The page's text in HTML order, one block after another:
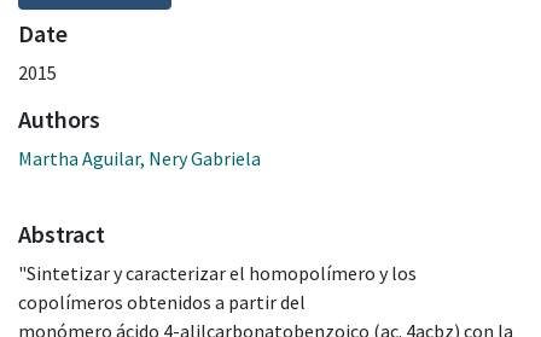
Date
2015
Authors
Martha Aguilar, Nery Gabriela
Abstract
"Sintetizar y caracterizar el homopolímero y los
copolímeros obtenidos a partir del
monómero ácido 4-alilcarbonatobenzoico (ac. 4acbz) con la